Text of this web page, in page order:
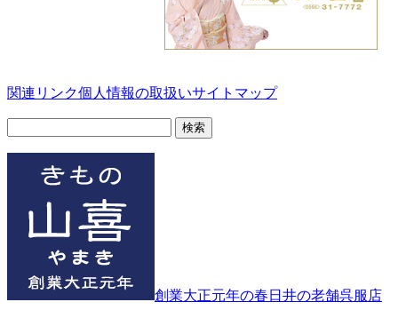
関連リンク個人情報の取扱いサイトマップ
創業大正元年の春日井の老舗呉服店